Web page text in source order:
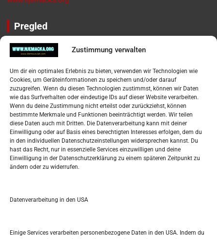
Zustimmung verwalten
Um dir ein optimales Erlebnis zu bieten, verwenden wir Technologien wie
Cookies, um Geräteinformationen zu speichern und/oder darauf
zuzugreifen. Wenn du diesen Technologien zustimmst, können wir Daten
wie das Surfverhalten oder eindeutige IDs auf dieser Website verarbeiten.
Wenn du deine Zustimmung nicht erteilst oder zurückziehst, können
bestimmte Merkmale und Funktionen beeinträchtigt werden. Wir teilen
diese Daten auch mit Dritten. Die Datenverarbeitung kann mit deiner
Einwilligung oder auf Basis eines berechtigten Interesses erfolgen, dem du
in den individuellen Datenschutzeinstellungen widersprechen kannst. Du
hast das Recht, nur in essenzielle Services einzuwilligen und deine
Einwilligung in der Datenschutzerklärung zu einem späteren Zeitpunkt zu
ändern oder zu widerrufen.
Datenverarbeitung in den USA
Einige Services verarbeiten personenbezogene Daten in den USA. Indem du
Pregled
Impressum
Datenschutzerklärung
Widerufsbelehrung
Oglašavanje / Postavite svoj oglas
Tko je “Idemo u Svijet – Njemačka?
Pretražite stranicu:
S
e
a
h
M D M D F S S